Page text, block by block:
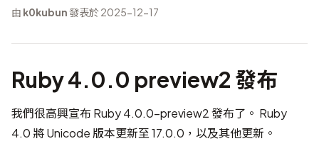
由 k0kubun發表於 2025-12-17
Ruby 4.0.0 preview2 發布
我們很高興宣布 Ruby 4.0.0-preview2 發布了。 Ruby
4.0 將 Unicode 版本更新至 17.0.0，以及其他更新。